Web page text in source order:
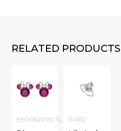
RELATED PRODUCTS
E905162ROCTL.CS30612